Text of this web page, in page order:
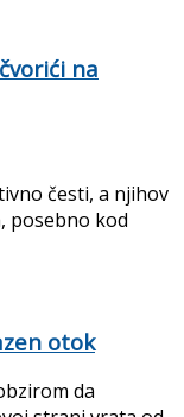
na
česti, a njihov
posebno kod
otok
da